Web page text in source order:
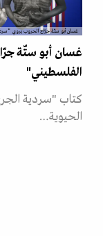
غسان أبو ستّة جرّاح الحروب يروي
غسان أبو ستّة
الفلسطيني"
كتاب "سردية
الحيوية…